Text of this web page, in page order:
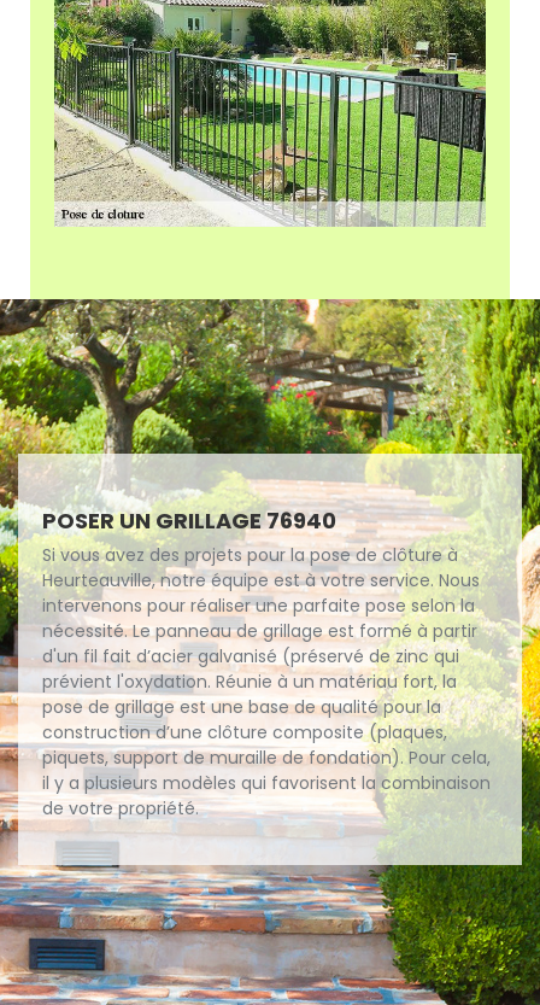
POSER UN GRILLAGE 76940
Si vous avez des projets pour la pose de clôture à
Heurteauville, notre équipe est à votre service. Nous
intervenons pour réaliser une parfaite pose selon la
nécessité. Le panneau de grillage est formé à partir
d'un fil fait d’acier galvanisé (préservé de zinc qui
prévient l'oxydation. Réunie à un matériau fort, la
pose de grillage est une base de qualité pour la
construction d’une clôture composite (plaques,
piquets, support de muraille de fondation). Pour cela,
il y a plusieurs modèles qui favorisent la combinaison
de votre propriété.